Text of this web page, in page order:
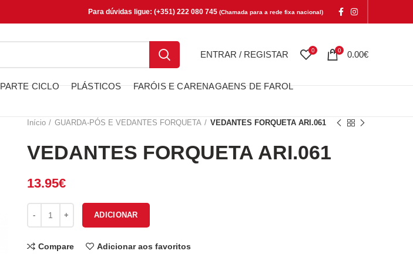
Para dúvidas ligue: (+351) 222 080 745 (Chamada para a rede fixa nacional)
ENTRAR / REGISTAR 0 0 0.00€
PARTE CICLO PLÁSTICOS FARÓIS E CARENAGAENS DE FAROL
Início GUARDA-PÓS E VEDANTES FORQUETA VEDANTES FORQUETA ARI.061
VEDANTES FORQUETA ARI.061
13.95€
ADICIONAR
Compare Adicionar aos favoritos